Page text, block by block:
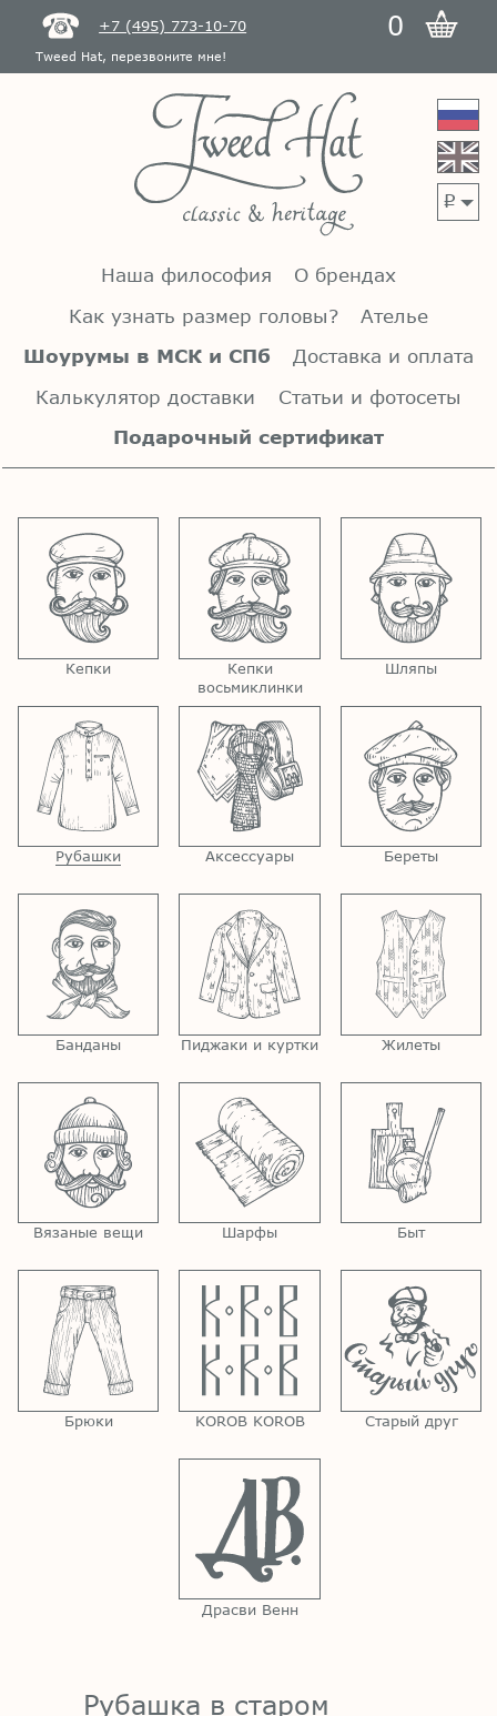
+7 (495) 773-10-70 0
Tweed Hat, перезвоните мне!
p
Наша философия
О брендах
Как узнать размер головы?
Ателье
Шоурумы в МСК и СПб
Доставка и оплата
Калькулятор доставки
Статьи и фотосеты
Подарочный сертификат
Кепки
Кепки
восьмиклинки
Шляпы
Рубашки Аксессуары Береты
Банданы Пиджаки и куртки Жилеты
Вязаные вещи Шарфы Быт
Брюки KOROB KOROB Старый друг
Драсви Венн
Рубашка в старом